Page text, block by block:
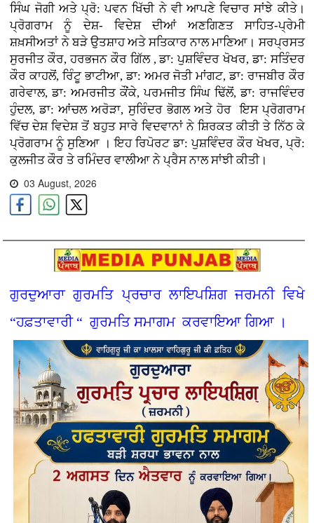
ਸਿੰਘ ਜੋਗੀ ਅਤੇ ਪ੍ਰੋ: ਪਵਨ ਖਿੱਚੀ ਨੇ ਵੀ ਆਪਣੇ ਵਿਚਾਰ ਸਾਂਝੇ ਕੀਤੇ।
ਪ੍ਰੋਗਰਾਮ ਨੂੰ ਦੇਸ਼- ਵਿਦੇਸ਼ ਦੀਆਂ ਅਣਗਿਣਤ ਸਾਹਿਤ-ਪ੍ਰੇਮੀ
ਸ਼ਖ਼ਸੀਅਤਾਂ ਨੇ ਬੜੇ ਉਤਸ਼ਾਹ ਅਤੇ ਸਤਿਕਾਰ ਨਾਲ ਮਾਣਿਆ। ਸਰਪ੍ਰਸਤ
ਸੁਰਜੀਤ ਕੌਰ, ਹਰਭਜਨ ਕੌਰ ਗਿੱਲ , ਡਾ: ਪੁਸ਼ਵਿੰਦਰ ਖੋਖਰ, ਡਾ: ਸਤਿੰਦਰ
ਕੌਰ ਕਾਹਲੋਂ, ਰਿੰਟੂ ਭਾਟੀਆ, ਡਾ: ਅਮਰ ਜੋਤੀ ਮਾਂਗਟ, ਡਾ: ਰਾਜਬੀਰ ਕੌਰ
ਗਰੇਵਾਲ, ਡਾ: ਅਮਰਜੀਤ ਕੌਂਕੇ, ਪਰਮਜੀਤ ਸਿੰਘ ਢਿੱਲੋਂ, ਡਾ: ਰਾਜਵਿੰਦਰ
ਹੁੰਦਲ, ਡਾ: ਆਂਚਲ ਅਰੋੜਾ, ਸੁਰਿੰਦਰ ਭੋਗਲ ਅਤੇ ਹੋਰ ਇਸ ਪ੍ਰੋਗਰਾਮ
ਵਿੱਚ ਦੇਸ਼ ਵਿਦੇਸ਼ ਤੋਂ ਬਹੁਤ ਸਾਰੇ ਵਿਦਵਾਨਾਂ ਨੇ ਸ਼ਿਰਕਤ ਕੀਤੀ ਤੇ ਨਿੱਠ ਕੇ
ਪ੍ਰੋਗਰਾਮ ਨੂੰ ਸੁਣਿਆ । ਇਹ ਰਿਪੋਰਟ ਡਾ: ਪੁਸ਼ਵਿੰਦਰ ਕੌਰ ਖੋਖਰ, ਪ੍ਰੋ:
ਕੁਲਜੀਤ ਕੌਰ ਤੇ ਰਮਿੰਦਰ ਵਾਲੀਆ ਨੇ ਪ੍ਰੈਸ ਨਾਲ ਸਾਂਝੀ ਕੀਤੀ।
03 August, 2026
ਗੁਰਦੁਆਰਾ ਗੁਰਮਤਿ ਪ੍ਰਚਾਰ ਲਾਇਪਸ਼ਿਗ ਜਰਮਨੀ ਵਿਖੇ
“ਹਫ਼ਤਾਵਾਰੀ “ ਗੁਰਮਤਿ ਸਮਾਗਮ ਕਰਵਾਇਆ ਗਿਆ ।